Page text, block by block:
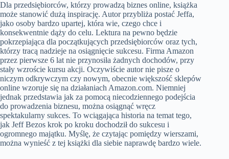
Dla przedsiębiorców, którzy prowadzą biznes online, książka
może stanowić dużą inspirację. Autor przybliża postać Jeffa,
jako osoby bardzo upartej, która wie, czego chce i
konsekwentnie dąży do celu. Lektura na pewno będzie
pokrzepiająca dla początkujących przedsiębiorców oraz tych,
którzy tracą nadzieje na osiągnięcie sukcesu. Firma Amazon
przez pierwsze 6 lat nie przynosiła żadnych dochodów, przy
stały wzroście kursu akcji. Oczywiście autor nie pisze o
niczym odkrywczym czy nowym, obecnie większość sklepów
online wzoruje się na działaniach Amazon.com. Niemniej
jednak przedstawia jak za pomocą niecodziennego podejścia
do prowadzenia biznesu, można osiągnąć wręcz
spektakularny sukces. To wciągająca historia na temat tego,
jak Jeff Bezos krok po kroku dochodził do sukcesu i
ogromnego majątku. Myślę, że czytając pomiędzy wierszami,
można wynieść z tej książki dla siebie naprawdę bardzo wiele.